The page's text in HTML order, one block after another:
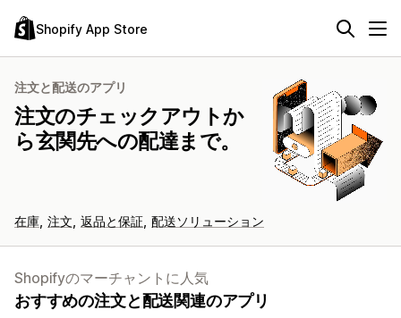
Shopify App Store
注文と配送のアプリ
注文のチェックアウトか
ら玄関先への配達まで。
在庫 注文 返品と保証 配送ソリューション
Shopifyのマーチャントに人気
おすすめの注文と配送関連のアプリ